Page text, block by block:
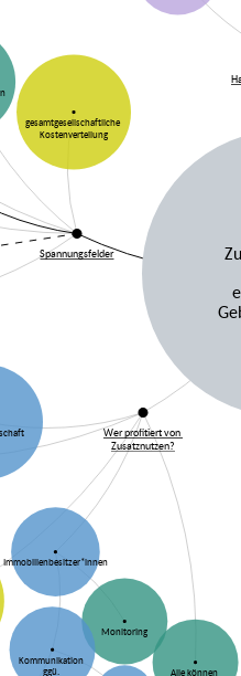
Wer profitiert von
Zusatznutzen?
Spannungsfelder
Immobilienbesitzer*innen
Alle können
gesamtgesellschaftliche
Kostenverteilung
Monitoring
Kommunikation
ggü.